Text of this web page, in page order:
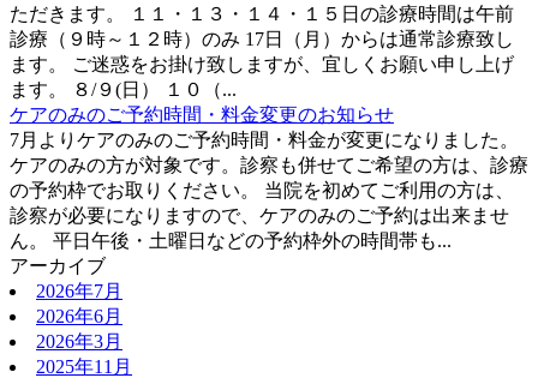
ただきます。 １１・１３・１４・１５日の診療時間は午前
診療（９時～１２時）のみ 17日（月）からは通常診療致し
ます。 ご迷惑をお掛け致しますが、宜しくお願い申し上げ
ます。 ８/９(日） １０（...
ケアのみのご予約時間・料金変更のお知らせ
7月よりケアのみのご予約時間・料金が変更になりました。
ケアのみの方が対象です。診察も併せてご希望の方は、診療
の予約枠でお取りください。 当院を初めてご利用の方は、
診察が必要になりますので、ケアのみのご予約は出来ませ
ん。 平日午後・土曜日などの予約枠外の時間帯も...
アーカイブ
2026年7月
2026年6月
2026年3月
2025年11月